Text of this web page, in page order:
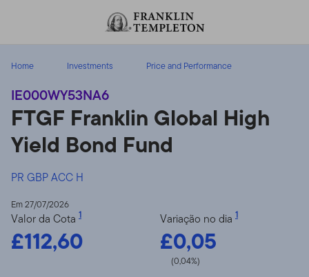
Home Investments Price and Performance
IE000WY53NA6
FTGF Franklin Global High
Yield Bond Fund
PR GBP ACC H
Em 27/07/2026
Valor da Cota 1
£112,60
Variação no dia 1
£0,05
(0,04%)